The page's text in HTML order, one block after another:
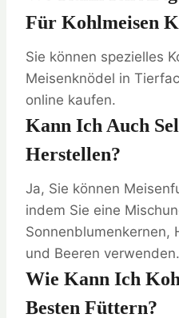
Für Kohlmeisen
Sie können spezielles
Meisenknödel in
online kaufen.
Kann Ich Auch
Herstellen?
Ja, Sie können
indem Sie eine
Sonnenblumenkernen,
und Beeren verwenden.
Wie Kann Ich
Besten Füttern?